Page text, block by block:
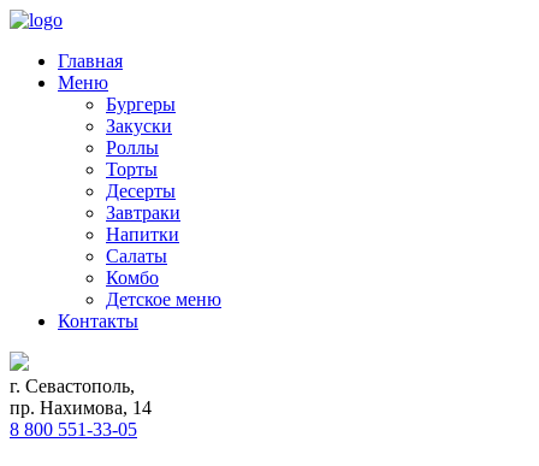
Главная
Меню
Бургеры
Закуски
Роллы
Торты
Десерты
Завтраки
Напитки
Салаты
Комбо
Детское меню
Контакты
г. Севастополь,
пр. Нахимова, 14
8 800 551-33-05